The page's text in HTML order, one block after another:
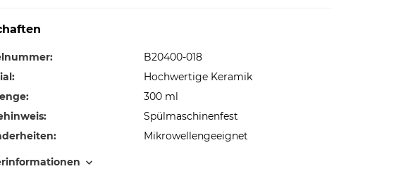
B20400-018
Hochwertige Keramik
300 ml
Spülmaschinenfest
Mikrowellengeeignet